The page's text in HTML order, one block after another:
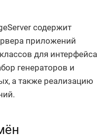
содержит
приложений
для интерфейса
генераторов и
а также реализацию